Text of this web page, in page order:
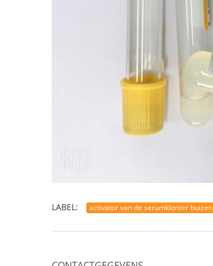
LABEL: activator van de serumklonter buizen